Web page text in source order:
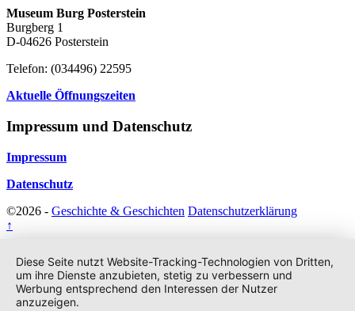
Museum Burg Posterstein
Burgberg 1
D-04626 Posterstein
Telefon: (034496) 22595
Aktuelle Öffnungszeiten
Impressum und Datenschutz
Impressum
Datenschutz
©2026 - Geschichte & Geschichten Datenschutzerklärung
↑
Diese Seite nutzt Website-Tracking-Technologien von Dritten,
um ihre Dienste anzubieten, stetig zu verbessern und
Werbung entsprechend den Interessen der Nutzer
anzuzeigen.